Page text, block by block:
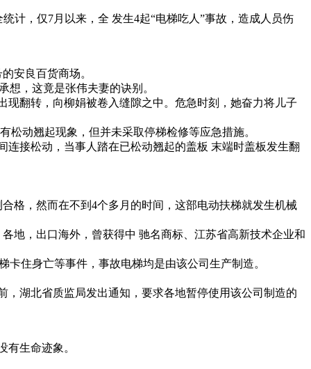
计，仅7月以来，全 发生4起“电梯吃人”事故，造成人员伤
安良百货商场。
，这竟是张伟夫妻的诀别。
翻转，向柳娟被卷入缝隙之中。危急时刻，她奋力将儿子
动翘起现象，但并未采取停梯检修等应急措施。
接松动，当事人踏在已松动翘起的盖板 末端时盖板发生翻
格，然而在不到4个多月的时间，这部电动扶梯就发生机械
，出口海外，曾获得中 驰名商标、江苏省高新技术企业和
住身亡等事件，事故电梯均是由该公司生产制造。
湖北省质监局发出通知，要求各地暂停使用该公司制造的
生命迹象。